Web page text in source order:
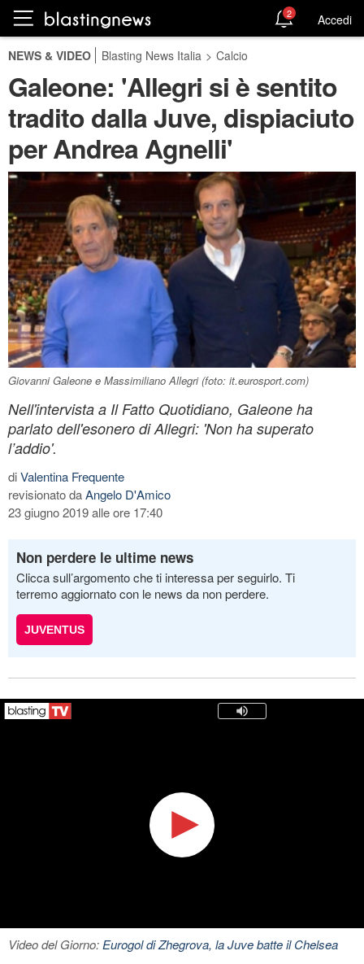
2 Accedi
NEWS & VIDEO Blasting News Italia > Calcio
Galeone: 'Allegri si è sentito
tradito dalla Juve, dispiaciuto
per Andrea Agnelli'
Giovanni Galeone e Massimiliano Allegri (foto: it.eurosport.com)
Nell'intervista a Il Fatto Quotidiano, Galeone ha
parlato dell'esonero di Allegri: 'Non ha superato
l’addio'.
diValentina Frequente
revisionato daAngelo D'Amico
23 giugno 2019 alle ore 17:40
Non perdere le ultime news
Clicca sull’argomento che ti interessa per seguirlo. Ti
terremo aggiornato con le news da non perdere.
JUVENTUS
Video del Giorno:Eurogol di Zhegrova, la Juve batte il Chelsea